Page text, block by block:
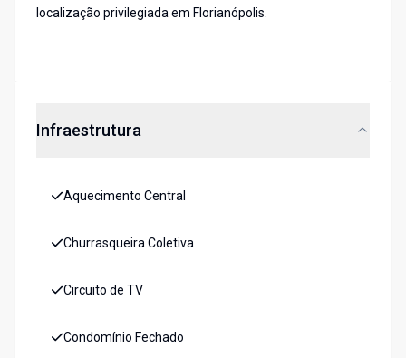
localização privilegiada em Florianópolis.
Infraestrutura
Aquecimento Central
Churrasqueira Coletiva
Circuito de TV
Condomínio Fechado